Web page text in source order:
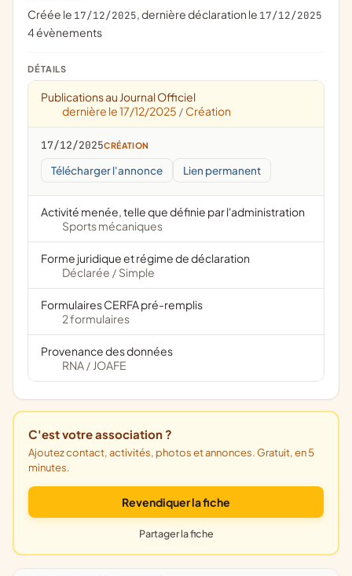
Créée le 17/12/2025, dernière déclaration le 17/12/2025
4 évènements
DÉTAILS
Publications au Journal Officiel
dernière le 17/12/2025 / Création
17/12/2025CRÉATION
Télécharger l'annonce Lien permanent
Activité menée, telle que définie par l'administration
Sports mécaniques
Forme juridique et régime de déclaration
Déclarée / Simple
Formulaires CERFA pré-remplis
2 formulaires
Provenance des données
RNA / JOAFE
C'est votre association ?
Ajoutez contact, activités, photos et annonces. Gratuit, en 5
minutes.
Revendiquer la fiche
Partager la fiche